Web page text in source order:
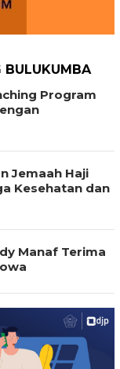
BULUKUMBA
Program
Jemaah Haji
Kesehatan dan
Manaf Terima